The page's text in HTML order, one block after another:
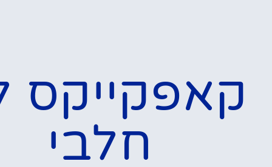
קאפקייקס
חלבי